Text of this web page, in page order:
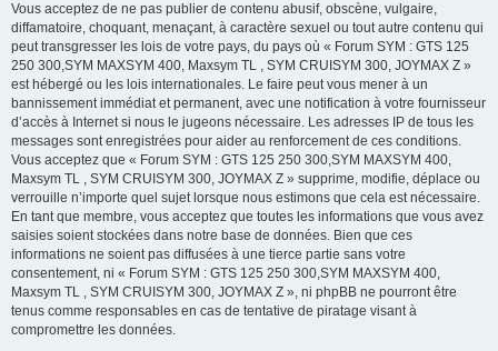
Vous acceptez de ne pas publier de contenu abusif, obscène, vulgaire,
diffamatoire, choquant, menaçant, à caractère sexuel ou tout autre contenu qui
peut transgresser les lois de votre pays, du pays où « Forum SYM : GTS 125
250 300,SYM MAXSYM 400, Maxsym TL , SYM CRUISYM 300, JOYMAX Z »
est hébergé ou les lois internationales. Le faire peut vous mener à un
bannissement immédiat et permanent, avec une notification à votre fournisseur
d’accès à Internet si nous le jugeons nécessaire. Les adresses IP de tous les
messages sont enregistrées pour aider au renforcement de ces conditions.
Vous acceptez que « Forum SYM : GTS 125 250 300,SYM MAXSYM 400,
Maxsym TL , SYM CRUISYM 300, JOYMAX Z » supprime, modifie, déplace ou
verrouille n’importe quel sujet lorsque nous estimons que cela est nécessaire.
En tant que membre, vous acceptez que toutes les informations que vous avez
saisies soient stockées dans notre base de données. Bien que ces
informations ne soient pas diffusées à une tierce partie sans votre
consentement, ni « Forum SYM : GTS 125 250 300,SYM MAXSYM 400,
Maxsym TL , SYM CRUISYM 300, JOYMAX Z », ni phpBB ne pourront être
tenus comme responsables en cas de tentative de piratage visant à
compromettre les données.